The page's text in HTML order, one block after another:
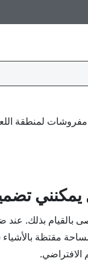
لمنطقة
بالقيام بذلك. عند
مقتظة بالأشياء
الافتراضي.